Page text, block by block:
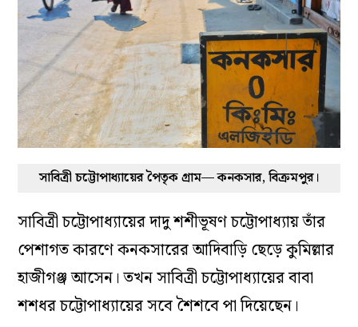
সাবিত্রী চট্টোপাধ্যায়ের পৈতৃক গ্রাম— কনকসার, বিক্রমপুর।
সাবিত্রী চট্টোপাধ্যায়ের দাদু শশীভূষণ চট্টোপাধ্যায় তাঁর
পেশাগত কারণে কনকসারের আদিবাড়ি ছেড়ে কুমিল্লার
হাজীগঞ্জ আসেন। তখন সাবিত্রী চট্টোপাধ্যায়ের বাবা
শশধর চট্টোপাধ্যায়ের সবে শৈশবে পা দিয়েছেন।